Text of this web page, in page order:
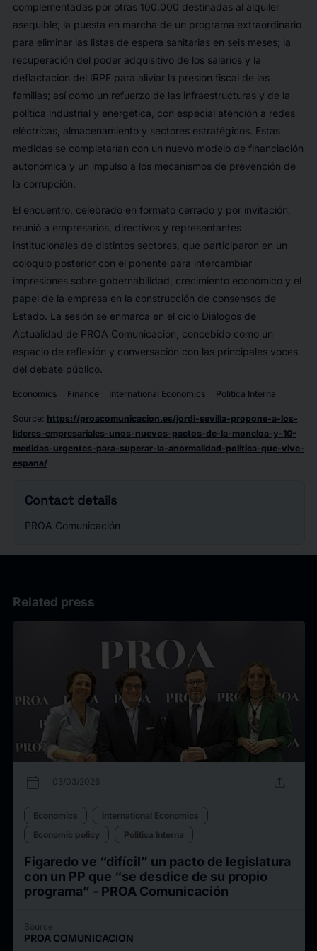
complementadas por otras 100.000 destinadas al alquiler
asequible; la puesta en marcha de un programa extraordinario
para eliminar las listas de espera sanitarias en seis meses; la
recuperación del poder adquisitivo de los salarios y la
deflactación del IRPF para aliviar la presión fiscal de las
familias; así como un refuerzo de las infraestructuras y de la
política industrial y energética, con especial atención a redes
eléctricas, almacenamiento y sectores estratégicos. Estas
medidas se completarían con un nuevo modelo de financiación
autonómica y un impulso a los mecanismos de prevención de
la corrupción.
El encuentro, celebrado en formato cerrado y por invitación,
reunió a empresarios, directivos y representantes
institucionales de distintos sectores, que participaron en un
coloquio posterior con el ponente para intercambiar
impresiones sobre gobernabilidad, crecimiento económico y el
papel de la empresa en la construcción de consensos de
Estado. La sesión se enmarca en el ciclo Diálogos de
Actualidad de PROA Comunicación, concebido como un
espacio de reflexión y conversación con las principales voces
del debate público.
Economics Finance International Economics Politica Interna
Source: https://proacomunicacion.es/jordi-sevilla-propone-a-los-
lideres-empresariales-unos-nuevos-pactos-de-la-moncloa-y-10-
medidas-urgentes-para-superar-la-anormalidad-politica-que-vive-
espana/
Contact details
PROA Comunicación
Related press
calendar_today 03/03/2026 upload
Economics
International Economics
Economic policy
Politica Interna
Figaredo ve “difícil” un pacto de legislatura
con un PP que “se desdice de su propio
programa” - PROA Comunicación
Source
PROA COMUNICACION